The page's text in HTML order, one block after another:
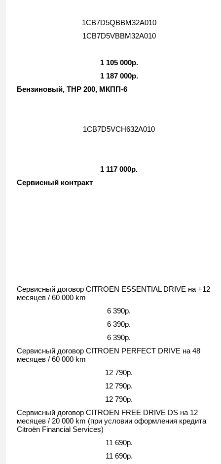
1CB7D5QBBM32A010
1CB7D5VBBM32A010
1 105 000р.
1 187 000р.
Бензиновый, THP 200, MКПП-6
1CB7D5VCH632A010
1 117 000р.
Сервисный контракт
Сервисный договор CITROEN ESSENTIAL DRIVE на +12
месяцев / 60 000 km
6 390р.
6 390р.
6 390р.
Сервисный договор CITROEN PERFECT DRIVE на 48
месяцев / 60 000 km
12 790р.
12 790р.
12 790р.
Сервисный договор CITROEN FREE DRIVE DS на 12
месяцев / 20 000 km (при условии оформления кредита
Citroёn Financial Services)
11 690р.
11 690р.